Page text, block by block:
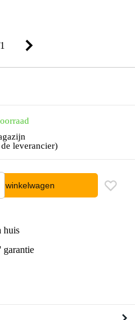
1
leverancier)
In winkelwagen
huis
garantie